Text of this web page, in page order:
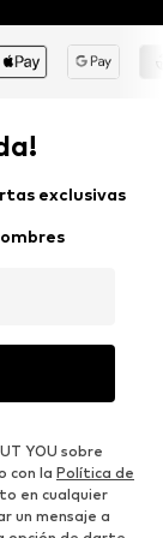
exclusivas
YOU sobre
con la Política de
en cualquier
un mensaje a